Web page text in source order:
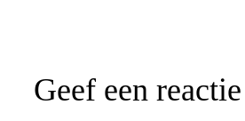
Geef een reactie